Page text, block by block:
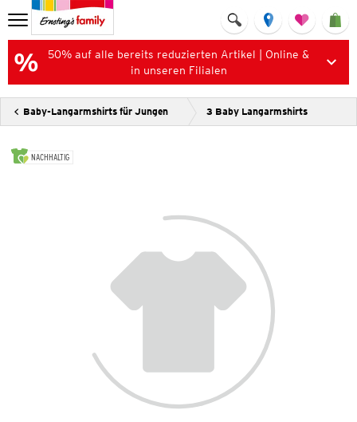
50% auf alle bereits reduzierten Artikel | Online &
in unseren Filialen
Baby-Langarmshirts für Jungen 3 Baby Langarmshirts
NACHHALTIG